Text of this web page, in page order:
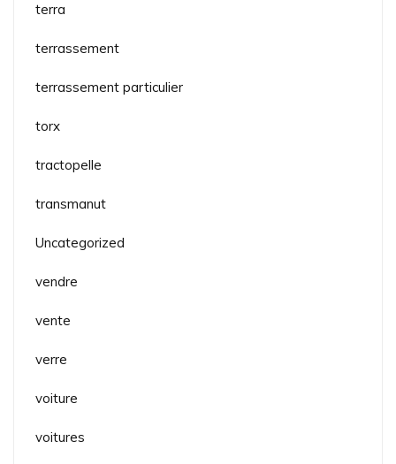
terra
terrassement
terrassement particulier
torx
tractopelle
transmanut
Uncategorized
vendre
vente
verre
voiture
voitures